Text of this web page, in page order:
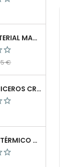
ANTIBACTERIAL MASK CASE
€
SET 2 CENICEROS CRISTAL 10.5 CM
LEGGING TÉRMICO CON FAJA